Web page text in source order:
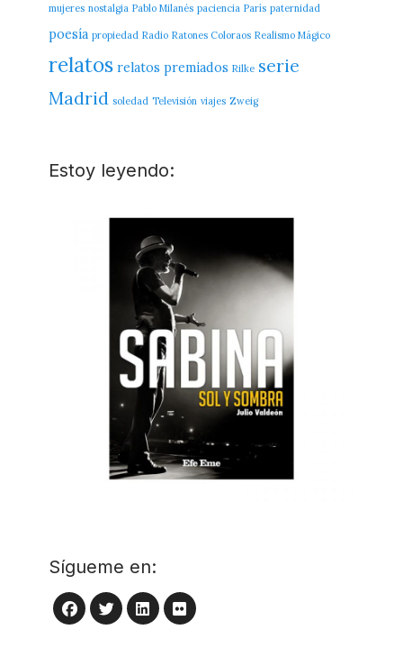
mujeres nostalgia Pablo Milanés paciencia París paternidad
poesía propiedad Radio Ratones Coloraos Realismo Mágico
relatos relatos premiados Rilke serie
Madrid soledad Televisión viajes Zweig
Estoy leyendo:
Sígueme en:
Facebook
Twitter
LinkedIn
Flickr